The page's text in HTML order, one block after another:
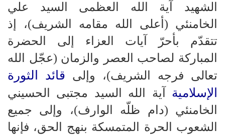
الشهيد آية الله العظمى السيد علي
الخامنئي (أعلى الله مقامه الشريف)، إذ
تتقدّم بأحرّ آيات العزاء إلى الحضرة
المباركة لصاحب العصر والزمان (عجّل الله
تعالى فرجه الشريف)، وإلى قائد الثورة
الإسلامية آية الله السيد مجتبى الحسيني
الخامنئي (دام ظلّه الوارف)، وإلى جميع
الشعوب الحرة المتمسكة بنهج الحق، فإنها